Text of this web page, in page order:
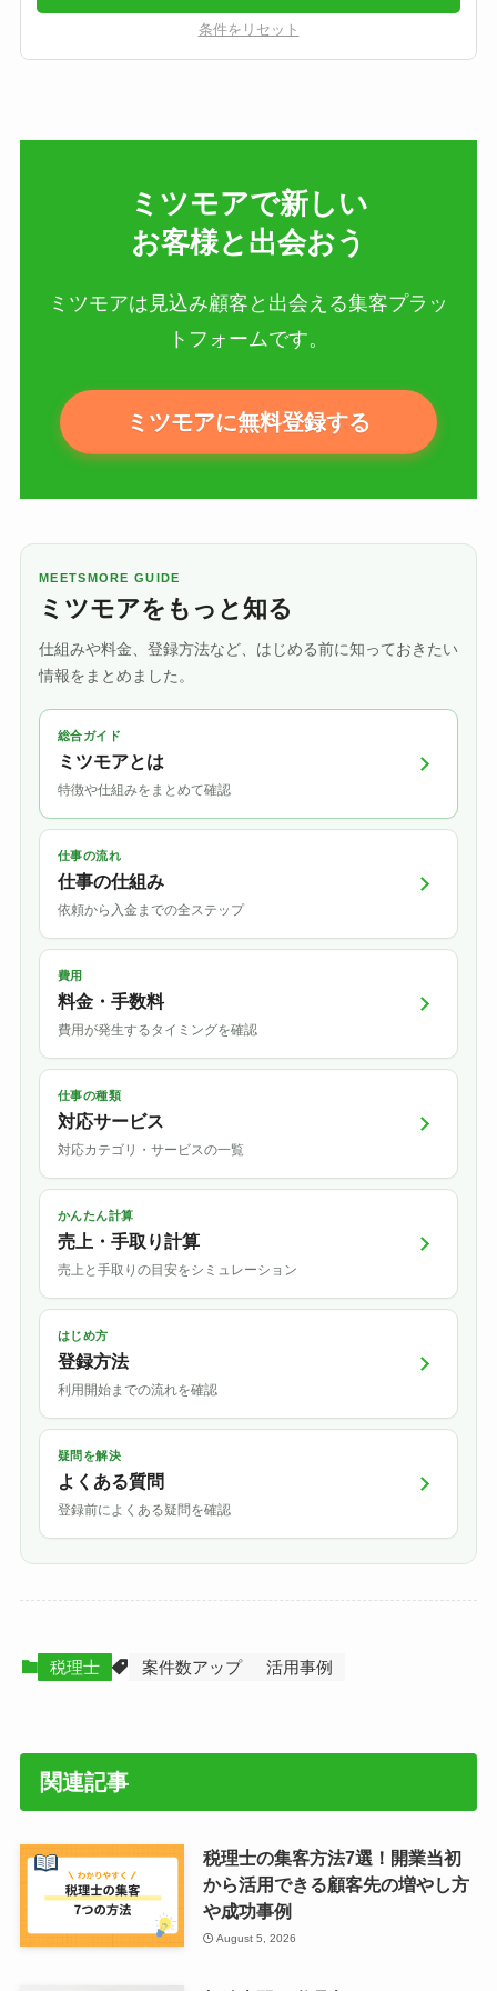
条件をリセット
ミツモアで新しい​
お客様と出会おう
ミツモアは見込み顧客と出会える集客プラッ
トフォームです。
ミツモアに無料登録する
MEETSMORE GUIDE
ミツモアをもっと知る
仕組みや料金、登録方法など、はじめる前に知っておきたい
情報をまとめました。
総合ガイド
ミツモアとは
特徴や仕組みをまとめて確認
仕事の流れ
仕事の仕組み
依頼から入金までの全ステップ
費用
料金・手数料
費用が発生するタイミングを確認
仕事の種類
対応サービス
対応カテゴリ・サービスの一覧
かんたん計算
売上・手取り計算
売上と手取りの目安をシミュレーション
はじめ方
登録方法
利用開始までの流れを確認
疑問を解決
よくある質問
登録前によくある疑問を確認
税理士 案件数アップ 活用事例
関連記事
税理士の集客方法7選！開業当初
から活用できる顧客先の増やし方
や成功事例
August 5, 2026